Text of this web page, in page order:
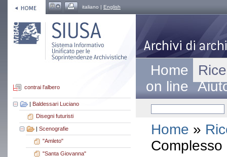
italiano | English
contrai l'albero
| Baldessari Luciano
Disegni futuristi
| Scenografie
"Amleto"
"Santa Giovanna"
Home
on line
Home »